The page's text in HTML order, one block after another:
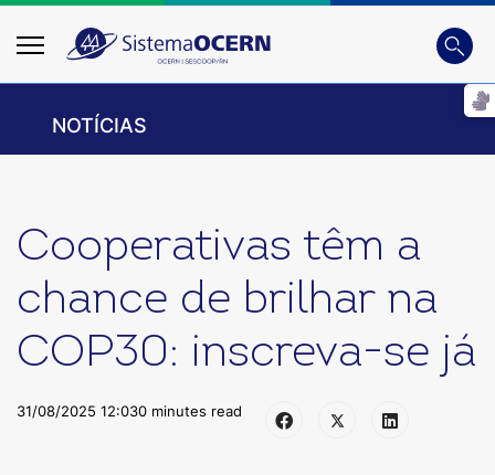
Busca
NOTÍCIAS
Cooperativas têm a
chance de brilhar na
COP30: inscreva-se já
31/08/2025 12:030 minutes read